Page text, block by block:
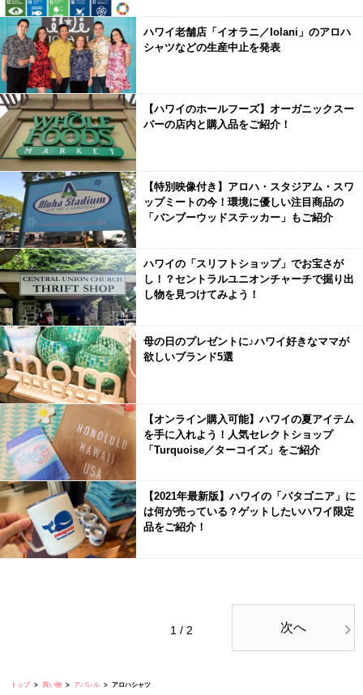
ハワイ老舗店「イオラニ／Iolani」のアロハ
シャツなどの生産中止を発表
【ハワイのホールフーズ】オーガニックスー
パーの店内と購入品をご紹介！
【特別映像付き】アロハ・スタジアム・スワ
ップミートの今！環境に優しい注目商品の
「バンブーウッドステッカー」もご紹介
ハワイの「スリフトショップ」でお宝さが
し！？セントラルユニオンチャーチで掘り出
し物を見つけてみよう！
母の日のプレゼントに♪ハワイ好きなママが
欲しいブランド5選
【オンライン購入可能】ハワイの夏アイテム
を手に入れよう！人気セレクトショップ
「Turquoise／ターコイズ」をご紹介
【2021年最新版】ハワイの「パタゴニア」に
は何が売っている？ゲットしたいハワイ限定
品をご紹介！
1 / 2 次へ
トップ 買い物 アパレル アロハシャツ